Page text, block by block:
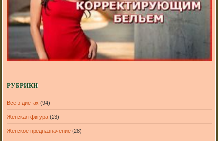
РУБРИКИ
Все о диетах (94)
Женская фигура(23)
Женское предназначение(28)